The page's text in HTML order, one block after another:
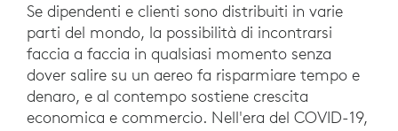
Se dipendenti e clienti sono distribuiti in varie
parti del mondo, la possibilità di incontrarsi
faccia a faccia in qualsiasi momento senza
dover salire su un aereo fa risparmiare tempo e
denaro, e al contempo sostiene crescita
economica e commercio. Nell'era del COVID-19,